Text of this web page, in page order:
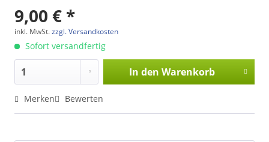
9,00 € *
inkl. MwSt.zzgl. Versandkosten
Sofort versandfertig
In den Warenkorb
Merken Bewerten